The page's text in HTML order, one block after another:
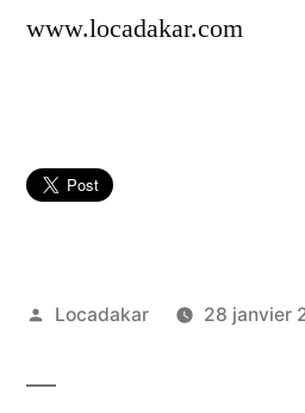
www.locadakar.com
Publié
Locadakar 28 janvier